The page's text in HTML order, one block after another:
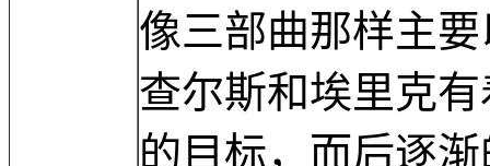
像三部曲那样主
查尔斯和埃里克
的目标，而后逐